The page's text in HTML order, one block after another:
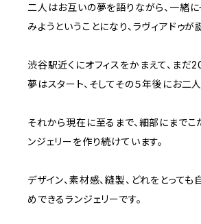
二人はお互いの夢を語りながら、一緒に
みようということになり、ラヴィアドゥが
渋谷駅近くにオフィスをかまえて、まだ
夢はスタート、そしてその５年後にお二
それから現在に至るまで、細部にまでこ
ンジェリーを作り続けています。
デザイン、素材感、縫製、どれをとって
めできるランジェリーです。